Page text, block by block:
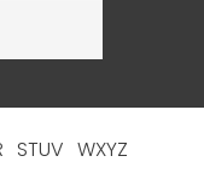
STUV WXYZ